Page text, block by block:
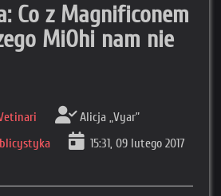
Co z Magnificonem
MiOhi nam nie
Alicja „Vyar”
15:31, 09 lutego 2017